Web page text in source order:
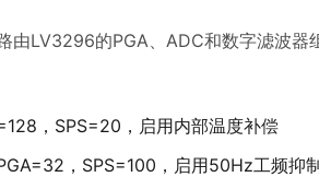
由LV3296的PGA、ADC和数字滤波器
，SPS=20，启用内部温度补偿
，SPS=100，启用50Hz工频抑